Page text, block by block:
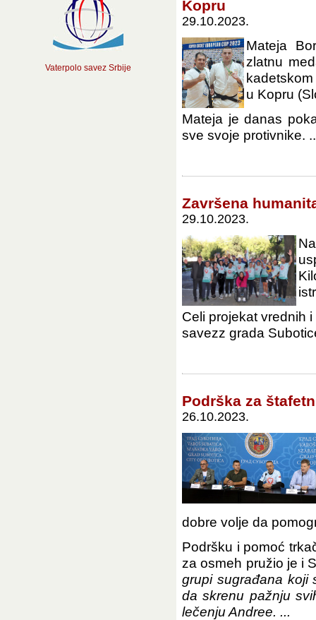
Vaterpolo savez Srbije
Kopru
29.10.2023.
Mateja
zlatnu
u Kopru
Mateja je danas
sve svoje protivnike.
Završena
29.10.2023.
Celi projekat vrednih
savezz grada
Podrška za
26.10.2023.
dobre volje da
Podršku i pomoć
za osmeh pružio je i
grupi sugrađana koji
da skrenu pažnju
lečenju Andree. ...